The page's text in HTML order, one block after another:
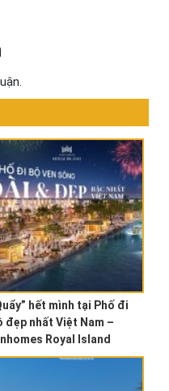
hết mình tại Phố đi
đẹp nhất Việt Nam –
Royal Island